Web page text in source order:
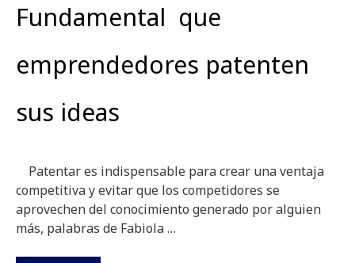
Fundamental que
emprendedores patenten
sus ideas
Patentar es indispensable para crear una ventaja
competitiva y evitar que los competidores se
aprovechen del conocimiento generado por alguien
más, palabras de Fabiola …